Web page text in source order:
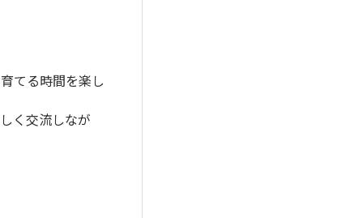
てる時間を楽し
く交流しなが